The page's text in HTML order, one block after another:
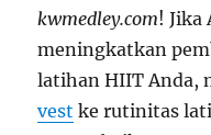
kwmedley.com! Jika
meningkatkan
latihan HIIT Anda,
vest ke rutinitas